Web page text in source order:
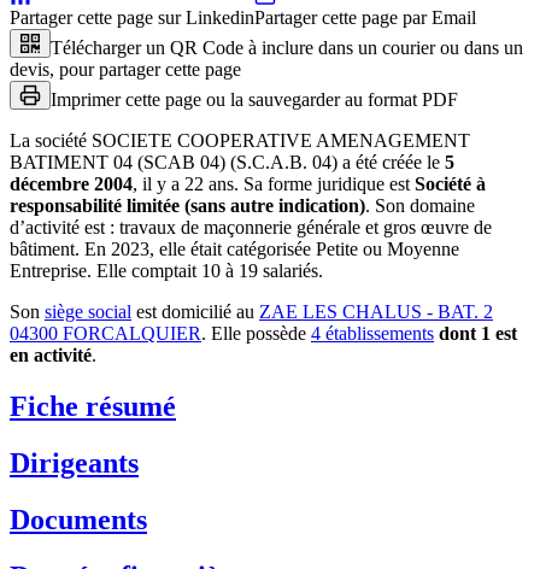
Partager cette page sur LinkedinPartager cette page par Email
Télécharger un QR Code à inclure dans un courier ou dans un
devis, pour partager cette page
Imprimer cette page ou la sauvegarder au format PDF
La société SOCIETE COOPERATIVE AMENAGEMENT
BATIMENT 04 (SCAB 04) (S.C.A.B. 04) a été créée le 5
décembre 2004, il y a 22 ans. Sa forme juridique est Société à
responsabilité limitée (sans autre indication). Son domaine
d’activité est : travaux de maçonnerie générale et gros œuvre de
bâtiment. En 2023, elle était catégorisée Petite ou Moyenne
Entreprise. Elle comptait 10 à 19 salariés.
Son siège social est domicilié au ZAE LES CHALUS - BAT. 2
04300 FORCALQUIER. Elle possède 4 établissements dont 1 est
en activité.
Fiche résumé
Dirigeants
Documents